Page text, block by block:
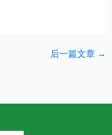
后一篇文章 →